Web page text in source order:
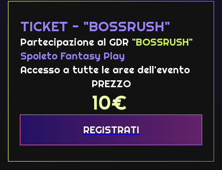
TICKET - "BOSSRUSH"
Partecipazione al GDR "BOSSRUSH"
Spoleto Fantasy Play
Accesso a tutte le aree dell'evento
PREZZO
10€
REGISTRATI